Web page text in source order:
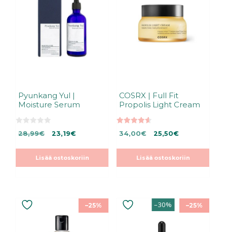
Pyunkang Yul |
Moisture Serum
5
s
28,99€
Alkuperäinen
28,99€.
23,19€Nykyinen
23,19€.
Lisää ostoskoriin
COSRX | Full Fit
Propolis Light Cream
5:stä
Alkuperäinen
34,00€.
34,00€Nykyinen
34,00€.
25,50€
Lisää ostoskoriin
–25% –25%
–30%